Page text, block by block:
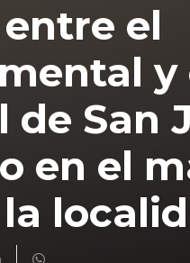
el
y
San
en el